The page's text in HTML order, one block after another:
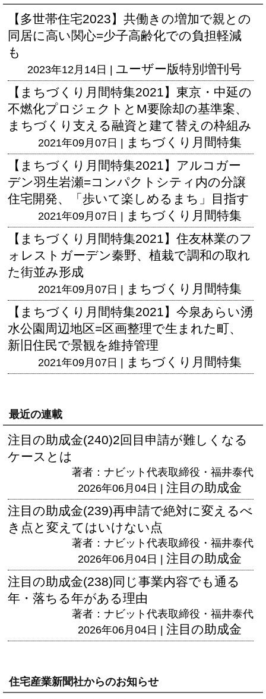
【多世帯住宅2023】共働きの増加で親との
同居に高い関心=少子高齢化での負担軽減
も
2023年12月14日 | ユーザー版特別増刊号
【まちづくり月間特集2021】東京・中延の
不燃化プロジェクトとM要除却の基準案、
まちづくり支える融資と建て替えの枠組み
2021年09月07日 | まちづくり月間特集
【まちづくり月間特集2021】アルコガー
デン羽生岩瀬=コンパクトシティ内の分譲
住宅開発、「歩いて楽しめるまち」目指す
2021年09月07日 | まちづくり月間特集
【まちづくり月間特集2021】住友林業のフ
ォレストガーデン秦野、植栽で調和の取れ
た街並み形成
2021年09月07日 | まちづくり月間特集
【まちづくり月間特集2021】今泉あらい湧
水公園周辺地区=区画整理で生まれた町、
新旧住民で景観を維持管理
2021年09月07日 | まちづくり月間特集
最近の連載
注目の助成金(240)2回目申請が難しくなる
ケースとは
著者：ナビット代表取締役・福井泰代
2026年06月04日 | 注目の助成金
注目の助成金(239)再申請で絶対に変えるべ
き点と変えてはいけない点
著者：ナビット代表取締役・福井泰代
2026年06月04日 | 注目の助成金
注目の助成金(238)同じ事業内容でも通る
年・落ちる年がある理由
著者：ナビット代表取締役・福井泰代
2026年06月04日 | 注目の助成金
住宅産業新聞社からのお知らせ